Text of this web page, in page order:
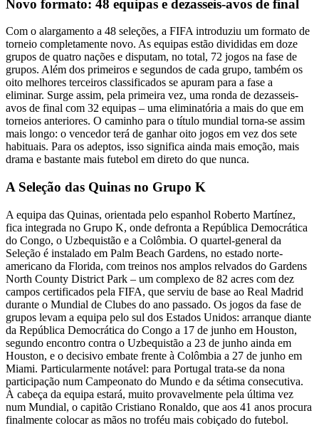
Novo formato: 48 equipas e dezasseis-avos de final
Com o alargamento a 48 seleções, a FIFA introduziu um formato de
torneio completamente novo. As equipas estão divididas em doze
grupos de quatro nações e disputam, no total, 72 jogos na fase de
grupos. Além dos primeiros e segundos de cada grupo, também os
oito melhores terceiros classificados se apuram para a fase a
eliminar. Surge assim, pela primeira vez, uma ronda de dezasseis-
avos de final com 32 equipas – uma eliminatória a mais do que em
torneios anteriores. O caminho para o título mundial torna-se assim
mais longo: o vencedor terá de ganhar oito jogos em vez dos sete
habituais. Para os adeptos, isso significa ainda mais emoção, mais
drama e bastante mais futebol em direto do que nunca.
A Seleção das Quinas no Grupo K
A equipa das Quinas, orientada pelo espanhol Roberto Martínez,
fica integrada no Grupo K, onde defronta a República Democrática
do Congo, o Uzbequistão e a Colômbia. O quartel-general da
Seleção é instalado em Palm Beach Gardens, no estado norte-
americano da Florida, com treinos nos amplos relvados do Gardens
North County District Park – um complexo de 82 acres com dez
campos certificados pela FIFA, que serviu de base ao Real Madrid
durante o Mundial de Clubes do ano passado. Os jogos da fase de
grupos levam a equipa pelo sul dos Estados Unidos: arranque diante
da República Democrática do Congo a 17 de junho em Houston,
segundo encontro contra o Uzbequistão a 23 de junho ainda em
Houston, e o decisivo embate frente à Colômbia a 27 de junho em
Miami. Particularmente notável: para Portugal trata-se da nona
participação num Campeonato do Mundo e da sétima consecutiva.
À cabeça da equipa estará, muito provavelmente pela última vez
num Mundial, o capitão Cristiano Ronaldo, que aos 41 anos procura
finalmente colocar as mãos no troféu mais cobiçado do futebol.